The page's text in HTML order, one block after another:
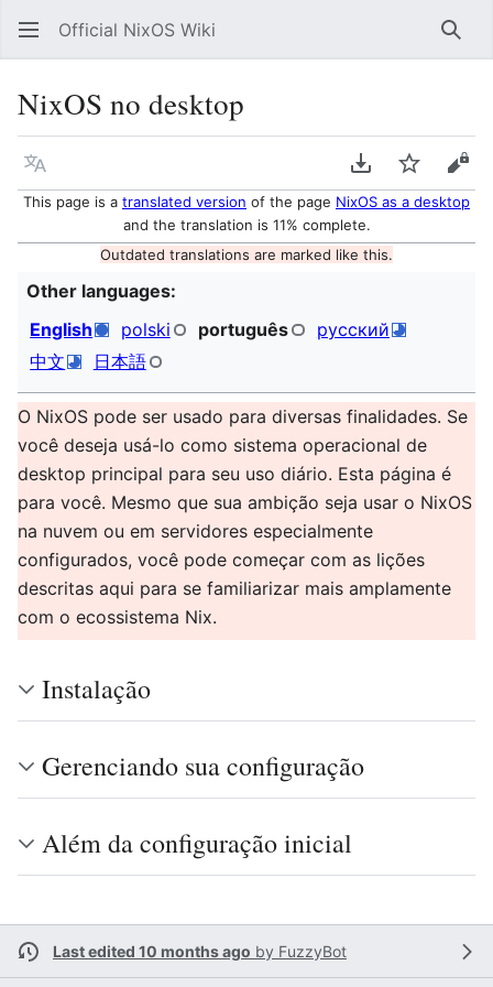
Official NixOS Wiki
NixOS no desktop
Language Download PDF
Watch
This page is a translated version of the page NixOS as a desktop
and the translation is 11% complete.
Outdated translations are marked like this.
Other languages:
English
polski português
русский
中文
日本語
O NixOS pode ser usado para diversas finalidades. Se
você deseja usá-lo como sistema operacional de
desktop principal para seu uso diário. Esta página é
para você. Mesmo que sua ambição seja usar o NixOS
na nuvem ou em servidores especialmente
configurados, você pode começar com as lições
descritas aqui para se familiarizar mais amplamente
com o ecossistema Nix.
Instalação
Gerenciando sua configuração
Além da configuração inicial
Last edited 10 months ago by FuzzyBot